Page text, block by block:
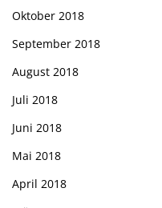
Oktober 2018
September 2018
August 2018
Juli 2018
Juni 2018
Mai 2018
April 2018